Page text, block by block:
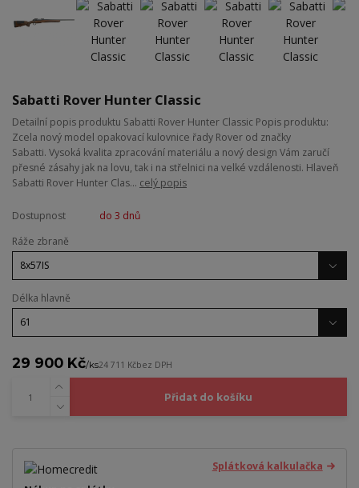
Sabatti Rover Hunter Classic
Detailní popis produktu Sabatti Rover Hunter Classic Popis produktu:
Zcela nový model opakovací kulovnice řady Rover od značky
Sabatti. Vysoká kvalita zpracování materiálu a nový design Vám zaručí
přesné zásahy jak na lovu, tak i na střelnici na velké vzdálenosti. Hlaveň
Sabatti Rover Hunter Clas... celý popis
Dostupnost
do 3 dnů
Ráže zbraně
Délka hlavně
29 900 Kč/ks24 711 Kčbez DPH
Přidat do košíku
Splátková kalkulačka